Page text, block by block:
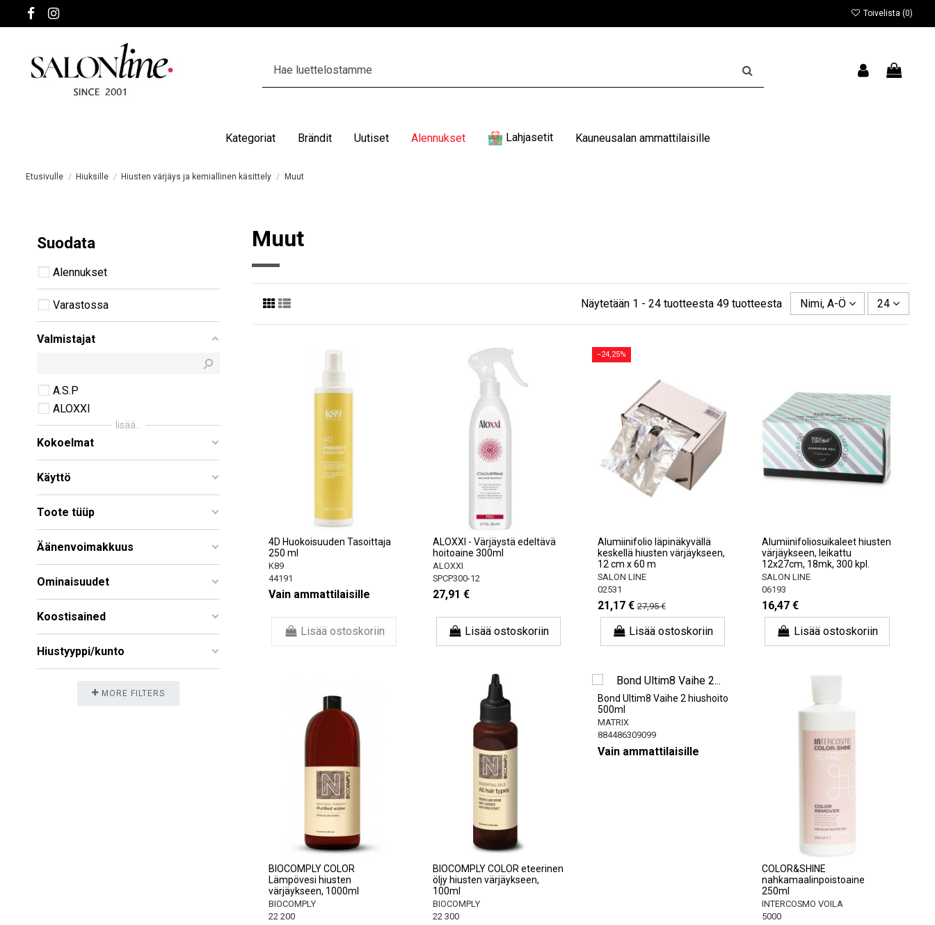
Toivelista (0)
Kategoriat Brändit Uutiset Alennukset Lahjasetit Kauneusalan ammattilaisille
Etusivulle Hiuksille Hiusten värjäys ja kemiallinen käsittely Muut
Muut
Näytetään 1 - 24 tuotteesta 49 tuotteesta Nimi, A-Ö 24
4D Huokoisuuden Tasoittaja
250 ml
K89
44191
Vain ammattilaisille
Lisää ostoskoriin
ALOXXI - Värjäystä edeltävä
hoitoaine 300ml
ALOXXI
SPCP300-12
27,91 €
Lisää ostoskoriin
−24,25%
Alumiinifolio läpinäkyvällä
keskellä hiusten värjäykseen,
12 cm x 60 m
SALON LINE
02531
21,17 € 27,95 €
Lisää ostoskoriin
Alumiinifoliosuikaleet hiusten
värjäykseen, leikattu
12x27cm, 18mk, 300 kpl.
SALON LINE
06193
16,47 €
Lisää ostoskoriin
BIOCOMPLY COLOR
Lämpövesi hiusten
värjäykseen, 1000ml
BIOCOMPLY
22 200
BIOCOMPLY COLOR eteerinen
öljy hiusten värjäykseen,
100ml
BIOCOMPLY
22 300
Bond Ultim8 Vaihe 2 hiushoito
500ml
MATRIX
884486309099
Vain ammattilaisille
COLOR&SHINE
nahkamaalinpoistoaine
250ml
INTERCOSMO VOILA
5000
Suodata
Alennukset
Varastossa
Valmistajat
A.S.P
ALOXXI
lisää...
Kokoelmat
Käyttö
Toote tüüp
Äänenvoimakkuus
Ominaisuudet
Koostisained
Hiustyyppi/kunto
MORE FILTERS